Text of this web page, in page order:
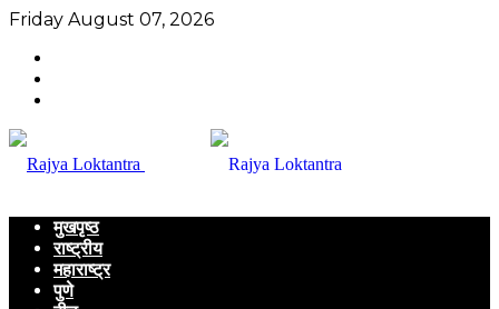
Friday August 07, 2026
मुखपृष्ठ
राष्ट्रीय
महाराष्ट्र
पुणे